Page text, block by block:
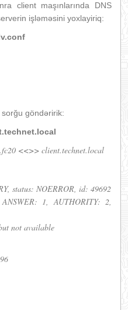
client maşınlarında DNS
işləməsini yoxlayiriq:
göndəririk:
<<>> client.technet.local
status: NOERROR, id: 49692
1, AUTHORITY: 2,
not available